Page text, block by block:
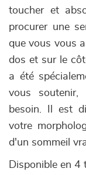
toucher et
procurer une
que vous vous
dos et sur le
a été
vous
besoin. Il est
votre
d'un sommeil
Disponible en 4